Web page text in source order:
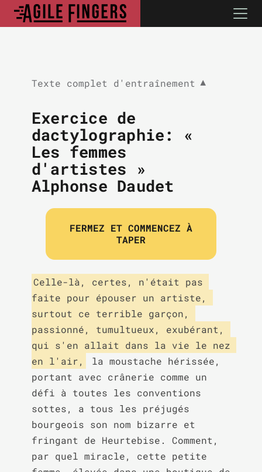
Texte complet d'entraînement ▼
Exercice de
dactylographie: «
Les femmes
d'artistes »
Alphonse Daudet
FERMEZ ET COMMENCEZ À
TAPER
Celle-là, certes, n'était pas
faite pour épouser un artiste,
surtout ce terrible garçon,
passionné, tumultueux, exubérant,
qui s'en allait dans la vie le nez
en l'air,
la moustache hérissée,
portant avec crânerie comme un
défi à toutes les conventions
sottes, a tous les préjugés
bourgeois son nom bizarre et
fringant de Heurtebise. Comment,
par quel miracle, cette petite